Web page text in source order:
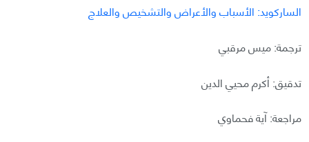
الساركويد: الأسباب والأعراض والتشخيص والعلاج
ترجمة: ميس مرقبي
تدقيق: أكرم محيي الدين
مراجعة: آية فحماوي